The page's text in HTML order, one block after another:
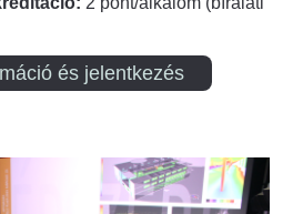
és jelentkezés